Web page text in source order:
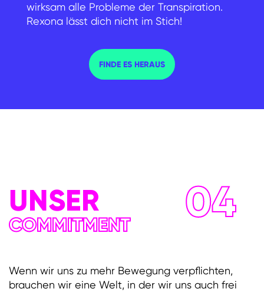
wirksam alle Probleme der Transpiration.
Rexona lässt dich nicht im Stich!
FINDE ES HERAUSFINDE DAS PASSENDE
UNSER
COMMITMENT 04
Wenn wir uns zu mehr Bewegung verpflichten,
brauchen wir eine Welt, in der wir uns auch frei